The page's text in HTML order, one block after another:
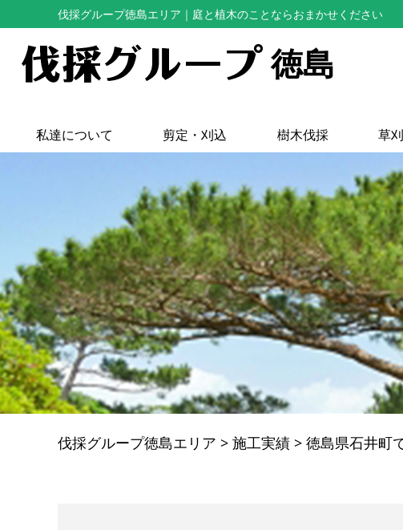
伐採グループ徳島エリア ｜庭と植木のことならおまかせください
徳島
私達について 剪定・刈込 樹木伐採 草
伐採グループ徳島エリア > 施工実績 > 徳島県石井町